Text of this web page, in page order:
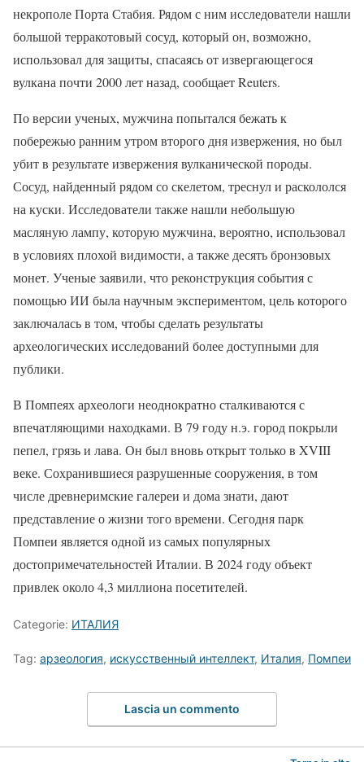
некрополе Порта Стабия. Рядом с ним исследователи нашли
большой терракотовый сосуд, который он, возможно,
использовал для защиты, спасаясь от извергающегося
вулкана почти 2000 лет назад, сообщает Reuters.
По версии ученых, мужчина попытался бежать к
побережью ранним утром второго дня извержения, но был
убит в результате извержения вулканической породы.
Сосуд, найденный рядом со скелетом, треснул и раскололся
на куски. Исследователи также нашли небольшую
масляную лампу, которую мужчина, вероятно, использовал
в условиях плохой видимости, а также десять бронзовых
монет. Ученые заявили, что реконструкция события с
помощью ИИ была научным экспериментом, цель которого
заключалась в том, чтобы сделать результаты
археологических исследований более доступными для
публики.
В Помпеях археологи неоднократно сталкиваются с
впечатляющими находками. В 79 году н.э. город покрыли
пепел, грязь и лава. Он был вновь открыт только в XVIII
веке. Сохранившиеся разрушенные сооружения, в том
числе древнеримские галереи и дома знати, дают
представление о жизни того времени. Сегодня парк
Помпеи является одной из самых популярных
достопримечательностей Италии. В 2024 году объект
привлек около 4,3 миллиона посетителей.
Categorie: ИТАЛИЯ
Tag: арзеология, искусственный интеллект, Италия, Помпеи
Lascia un commento